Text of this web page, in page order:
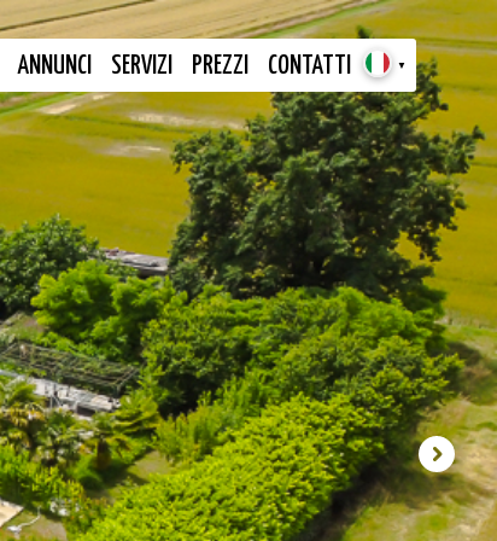
ANNUNCI SERVIZI PREZZI CONTATTI ▼